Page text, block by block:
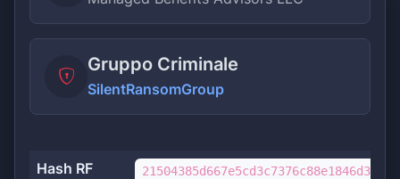
Gruppo Criminale
SilentRansomGroup
Hash RF